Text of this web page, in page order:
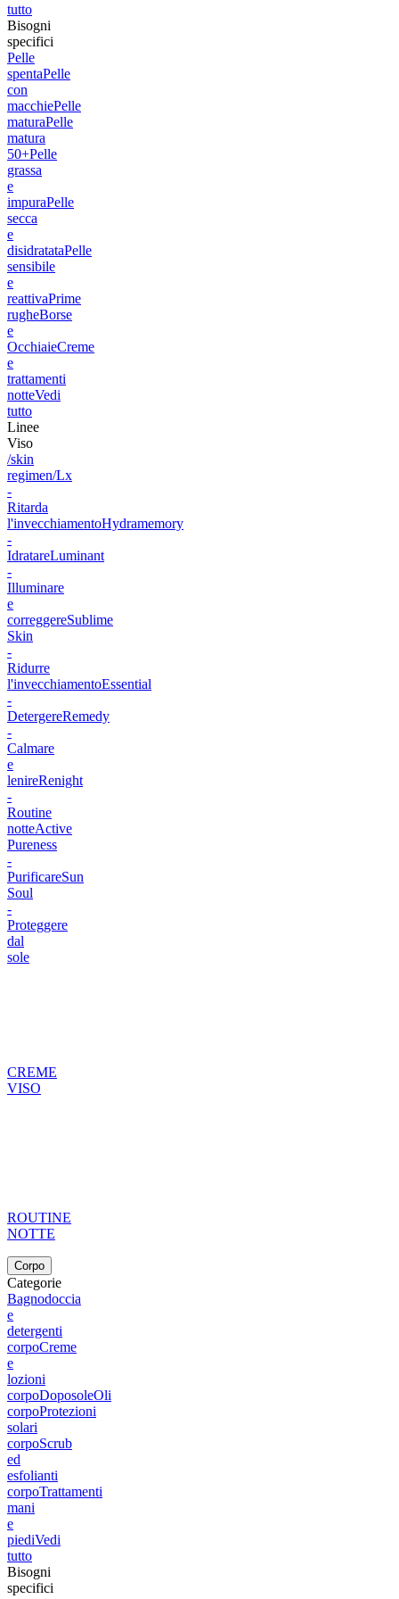
tutto
Bisogni
specifici
Pelle
spentaPelle
con
macchiePelle
maturaPelle
matura
50+Pelle
grassa
e
impuraPelle
secca
e
disidratataPelle
sensibile
e
reattivaPrime
rugheBorse
e
OcchiaieCreme
e
trattamenti
notteVedi
tutto
Linee
Viso
/skin
regimen/Lx
-
Ritarda
l'invecchiamentoHydramemory
-
IdratareLuminant
-
Illuminare
e
correggereSublime
Skin
-
Ridurre
l'invecchiamentoEssential
-
DetergereRemedy
-
Calmare
e
lenireRenight
-
Routine
notteActive
Pureness
-
PurificareSun
Soul
-
Proteggere
dal
sole
CREME
VISO
ROUTINE
NOTTE
Corpo
Categorie
Bagnodoccia
e
detergenti
corpoCreme
e
lozioni
corpoDoposoleOli
corpoProtezioni
solari
corpoScrub
ed
esfolianti
corpoTrattamenti
mani
e
piediVedi
tutto
Bisogni
specifici